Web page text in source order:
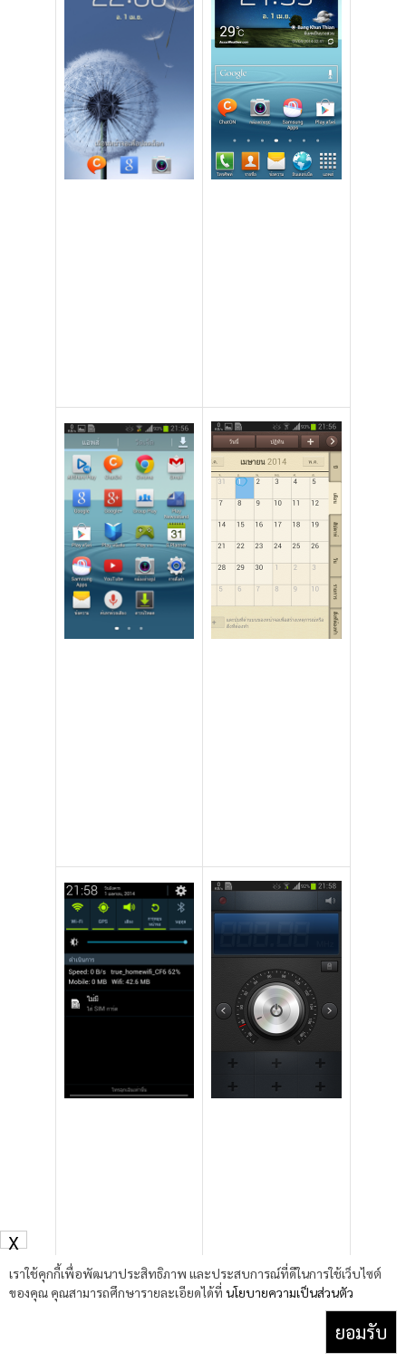
เราใช้คุกกี้เพื่อพัฒนาประสิทธิภาพ และประสบการณ์ที่ดีในการใช้เว็บไซต์
ของคุณ คุณสามารถศึกษารายละเอียดได้ที่ นโยบายความเป็นส่วนตัว
ยอมรับ
X